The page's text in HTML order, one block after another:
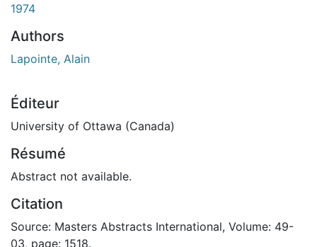
1974
Authors
Lapointe, Alain
Éditeur
University of Ottawa (Canada)
Résumé
Abstract not available.
Citation
Source: Masters Abstracts International, Volume: 49-
03, page: 1518.